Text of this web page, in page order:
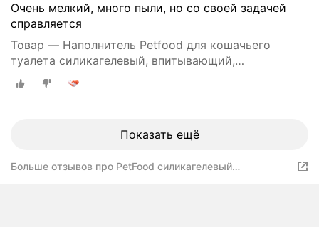
Очень мелкий, много пыли, но со своей задачей
справляется
Товар — Наполнитель Petfood для кошачьего
туалета силикагелевый, впитывающий,
кристаллический, зеленые гранулы, 20 кг, 50 л.
Показать ещё
Больше отзывов про PetFood силикагелевый